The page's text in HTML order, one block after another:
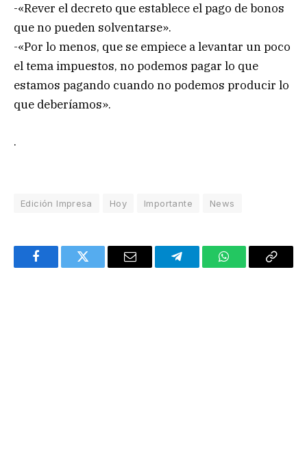
-«Rever el decreto que establece el pago de bonos
que no pueden solventarse».
-«Por lo menos, que se empiece a levantar un poco
el tema impuestos, no podemos pagar lo que
estamos pagando cuando no podemos producir lo
que deberíamos».
.
Edición Impresa Hoy Importante News
FacebookTwitter Email TelegramWhatsAppCopy